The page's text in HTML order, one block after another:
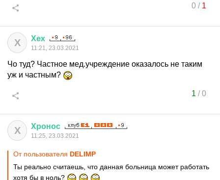
0/ 1
Х Хех
11:21, 23.03.2021
Чо туд? Частное мед.учреждение оказалось не таким
уж и частным?
1 /0
Х Хронос
11:25, 23.03.2021
От пользователя DELIMP
Ты реально считаешь, что данная больница может работать
хотя бы в ноль?